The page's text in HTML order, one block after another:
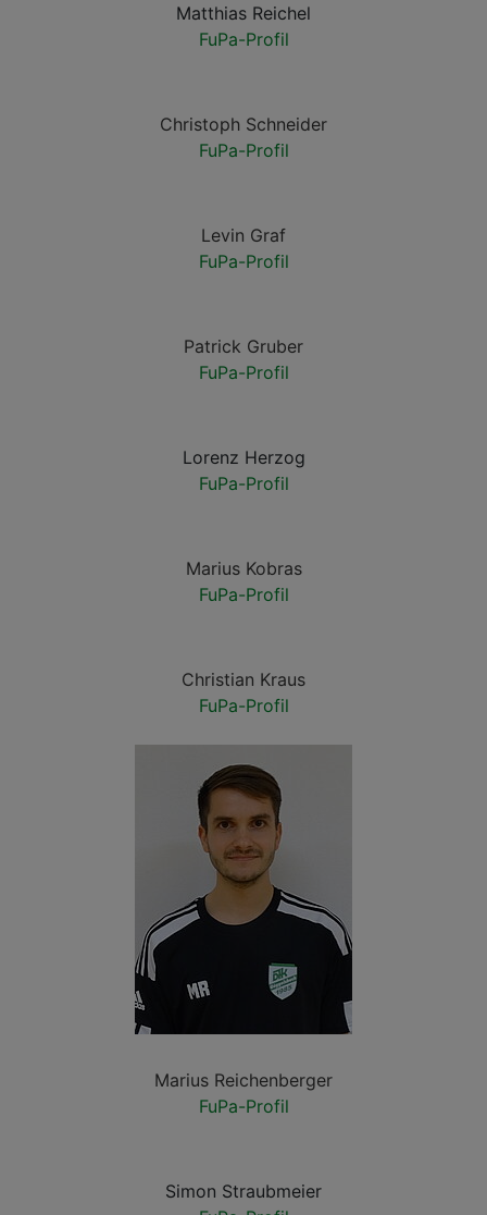
Matthias Reichel
FuPa-Profil
Christoph Schneider
FuPa-Profil
Levin Graf
FuPa-Profil
Patrick Gruber
FuPa-Profil
Lorenz Herzog
FuPa-Profil
Marius Kobras
FuPa-Profil
Christian Kraus
FuPa-Profil
Marius Reichenberger
FuPa-Profil
Simon Straubmeier